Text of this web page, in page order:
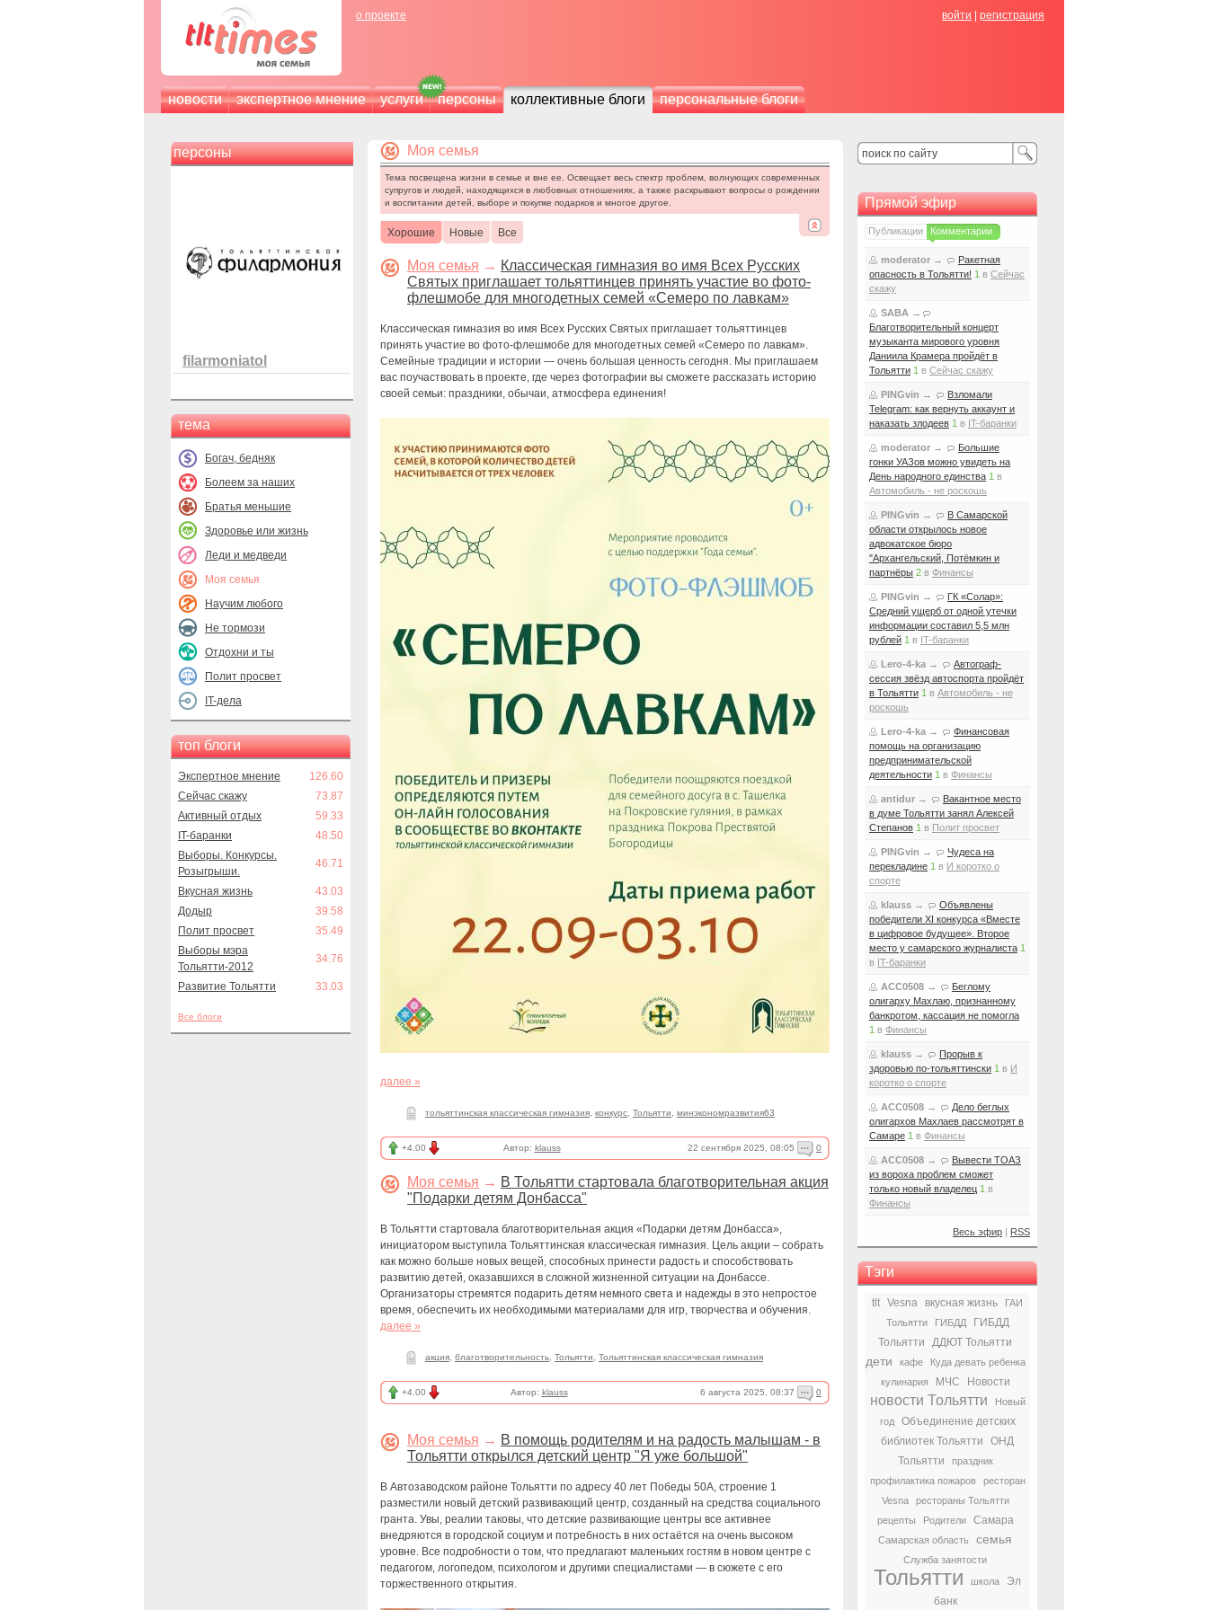
о проекте войти регистрация
новости экспертное мнение услуги персоны коллективные блоги персональные блоги
персоны
filarmoniatol
тема
Богач, бедняк
Болеем за наших
Братья меньшие
Здоровье или жизнь
Леди и медведи
Моя семья
Научим любого
Не тормози
Отдохни и ты
Полит просвет
IT-дела
топ блоги
Экспертное мнение
126.60
Сейчас скажу
73.87
Активный отдых
59.33
IT-баранки
48.50
Выборы. Конкурсы.
Розыгрыши.
46.71
Вкусная жизнь
43.03
Додыр
39.58
Полит просвет
35.49
Выборы мэра
Тольятти-2012
34.76
Развитие Тольятти 33.03
Все блоги
Моя семья
Тема посвещена жизни в семье и вне ее. Освещает весь спектр проблем, волнующих современных
супругов и людей, находящихся в любовных отношениях, а также раскрывают вопросы о рождении
и воспитании детей, выборе и покупке подарков и многое другое.
Хорошие Новые Все
Моя семья → Классическая гимназия во имя Всех Русских
Святых приглашает тольяттинцев принять участие во фото-
флешмобе для многодетных семей «Семеро по лавкам»
Классическая гимназия во имя Всех Русских Святых приглашает тольяттинцев
принять участие во фото-флешмобе для многодетных семей «Семеро по лавкам».
Семейные традиции и истории — очень большая ценность сегодня. Мы приглашаем
вас поучаствовать в проекте, где через фотографии вы сможете рассказать историю
своей семьи: праздники, обычаи, атмосфера единения!
далее »
тольяттинская классическая гимназия конкурс Тольятти минэкономразвития63
+4.00 Автор: klauss 22 сентября 2025, 08:05 0
Моя семья → В Тольятти стартовала благотворительная акция
"Подарки детям Донбасса"
В Тольятти стартовала благотворительная акция «Подарки детям Донбасса»,
инициатором выступила Тольяттинская классическая гимназия. Цель акции – собрать
как можно больше новых вещей, способных принести радость и способствовать
развитию детей, оказавшихся в сложной жизненной ситуации на Донбассе.
Организаторы стремятся подарить детям немного света и надежды в это непростое
время, обеспечить их необходимыми материалами для игр, творчества и обучения.
далее »
акция благотворительность Тольятти Тольяттинская классическая гимназия
+4.00 Автор: klauss 6 августа 2025, 08:37 0
Моя семья → В помощь родителям и на радость малышам - в
Тольятти открылся детский центр "Я уже большой"
В Автозаводском районе Тольятти по адресу 40 лет Победы 50А, строение 1
разместили новый детский развивающий центр, созданный на средства социального
гранта. Увы, реалии таковы, что детские развивающие центры все активнее
внедряются в городской социум и потребность в них остаётся на очень высоком
уровне. Все подробности о том, что предлагают маленьких гостям в новом центре с
педагогом, логопедом, психологом и другими специалистами — в сюжете с его
торжественного открытия.
Прямой эфир
Публикации Комментарии
moderator →
Ракетная
опасность в Тольятти! 1 в Сейчас
скажу
SABA →
Благотворительный концерт
музыканта мирового уровня
Даниила Крамера пройдёт в
Тольятти 1 в Сейчас скажу
PINGvin →
Взломали
Telegram: как вернуть аккаунт и
наказать злодеев 1 в IT-баранки
moderator →
Большие
гонки УАЗов можно увидеть на
День народного единства 1 в
Автомобиль - не роскошь
PINGvin →
В Самарской
области открылось новое
адвокатское бюро
"Архангельский, Потёмкин и
партнёры 2 в Финансы
PINGvin →
ГК «Солар»:
Средний ущерб от одной утечки
информации составил 5,5 млн
рублей 1 в IT-баранки
Lero-4-ka →
Автограф-
сессия звёзд автоспорта пройдёт
в Тольятти 1 в Автомобиль - не
роскошь
Lero-4-ka →
Финансовая
помощь на организацию
предпринимательской
деятельности 1 в Финансы
antidur →
Вакантное место
в думе Тольятти занял Алексей
Степанов 1 в Полит просвет
PINGvin →
Чудеса на
перекладине 1 в И коротко о
спорте
klauss →
Объявлены
победители XI конкурса «Вместе
в цифровое будущее». Второе
место у самарского журналиста 1
в IT-баранки
ACC0508 →
Беглому
олигарху Махлаю, признанному
банкротом, кассация не помогла
1 в Финансы
klauss →
Прорыв к
здоровью по-тольяттински 1 в И
коротко о спорте
ACC0508 →
Дело беглых
олигархов Махлаев рассмотрят в
Самаре 1 в Финансы
ACC0508 →
Вывести ТОАЗ
из вороха проблем сможет
только новый владелец 1 в
Финансы
Весь эфир | RSS
Тэги
tlt Vesna вкусная жизнь
ГАИ
Тольятти
ГИБДД
ГИБДД
Тольятти
ДДЮТ Тольятти
дети кафе
Куда девать ребенка
кулинария
МЧС Новости
новости Тольятти
Новый
год
Объединение детских
библиотек Тольятти
ОНД
Тольятти
праздник
профилактика пожаров
ресторан
Vesna
рестораны Тольятти
рецепты
Родители Самара
Самарская область семья
Служба занятости
Тольятти школа
Эл
банк